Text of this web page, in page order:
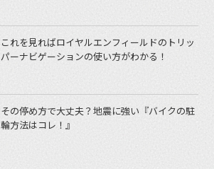
これを見ればロイヤルエンフィールドのトリッ
パーナビゲーションの使い方がわかる！
その停め方で大丈夫？地震に強い『バイクの駐
輪方法はコレ！』